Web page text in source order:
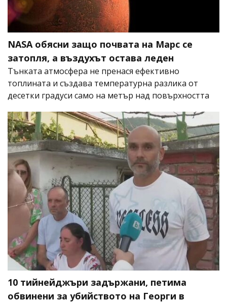
NASA обясни защо почвата на Марс се
затопля, а въздухът остава леден
Тънката атмосфера не пренася ефективно
топлината и създава температурна разлика от
десетки градуси само на метър над повърхността
10 тийнейджъри задържани, петима
обвинени за убийството на Георги в